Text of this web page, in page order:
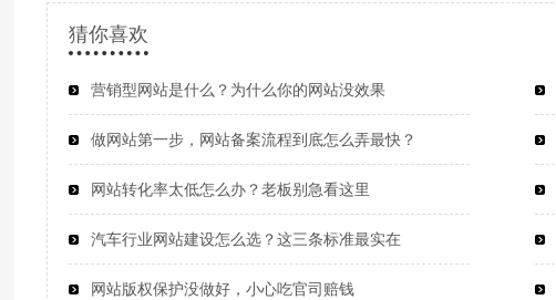
猜你喜欢
营销型网站是什么？为什么你的网站没效果
做网站第一步，网站备案流程到底怎么弄最快？
网站转化率太低怎么办？老板别急看这里
汽车行业网站建设怎么选？这三条标准最实在
网站版权保护没做好，小心吃官司赔钱